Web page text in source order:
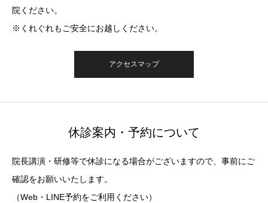
院ください。
※くれぐれもご安全にお越しください。
アクセスマップ
休診案内・予約について
院長講演・研修等で休診になる場合がございますので、事前にご
確認をお願いいたします。
（Web・LINE予約をご利用ください）